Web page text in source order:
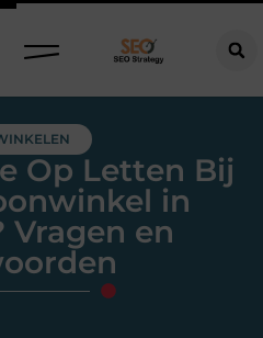
Op Letten Bij
in
Vragen en